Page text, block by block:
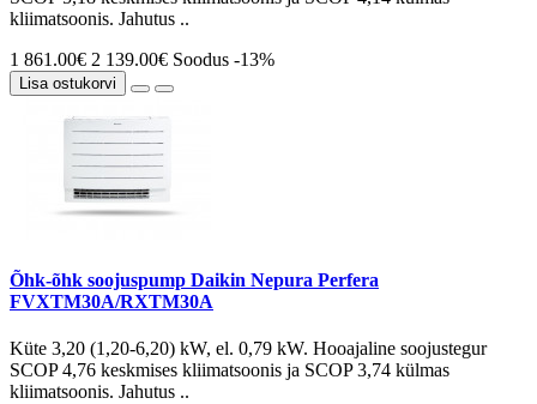
kliimatsoonis. Jahutus ..
1 861.00€ 2 139.00€ Soodus -13%
Lisa ostukorvi
Õhk-õhk soojuspump Daikin Nepura Perfera
FVXTM30A/RXTM30A
Küte 3,20 (1,20-6,20) kW, el. 0,79 kW. Hooajaline soojustegur
SCOP 4,76 keskmises kliimatsoonis ja SCOP 3,74 külmas
kliimatsoonis. Jahutus ..